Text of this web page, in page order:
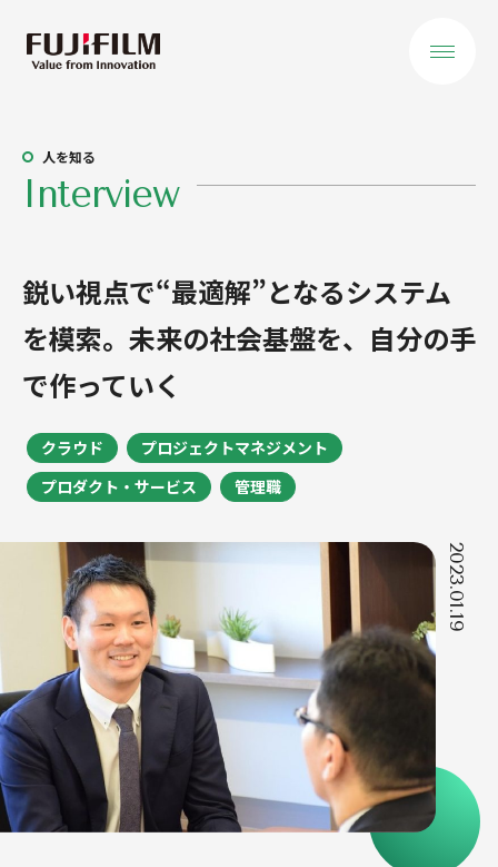
会社を知る
私たちが大切に
すること
データで見る
事業を知る
事業領域 概要
民間領域
新規事業
ソリューション
導入事例
人を知る
社員記事
人を知る
Interview
鋭い視点で“最適解”となるシステム
を模索。未来の社会基盤を、自分の手
で作っていく
クラウド
プロジェクトマネジメント
プロダクト・サービス
管理職
2023.01.19